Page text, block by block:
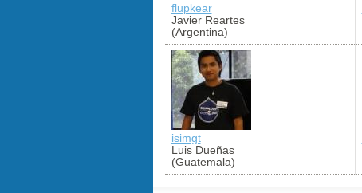
flupkear
Javier Reartes
(Argentina)
isimgt
Luis Dueñas
(Guatemala)